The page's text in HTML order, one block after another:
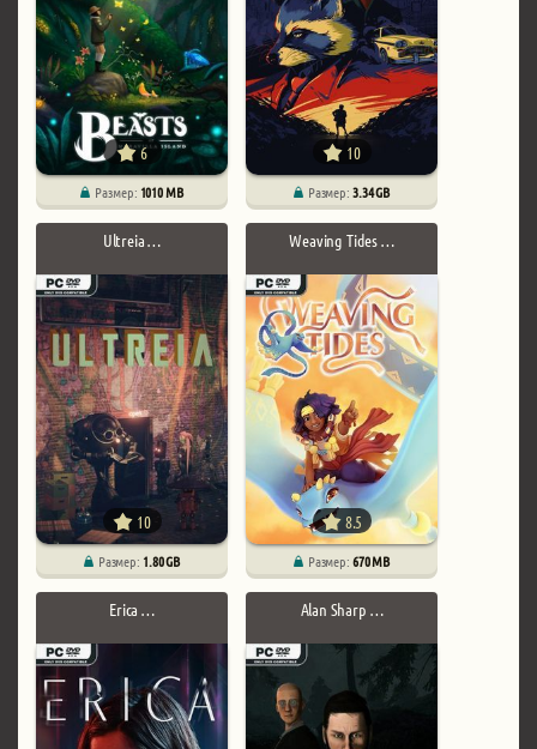
6
Размер: 1010 MB
10
Размер:3.34 GB
Ultreia …
10
Размер: 1.80 GB
Weaving Tides …
8.5
Размер:670 MB
Erica … Alan Sharp …